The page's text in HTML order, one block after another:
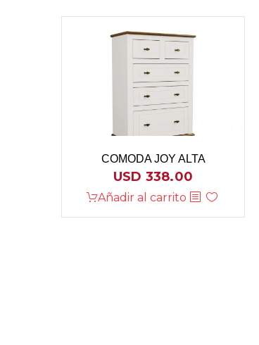
COMODA JOY ALTA
USD 338.00
Añadir al carrito